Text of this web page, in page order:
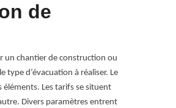
de
un chantier de construction ou
d’évacuation à réaliser. Le
Les tarifs se situent
Divers paramètres entrent